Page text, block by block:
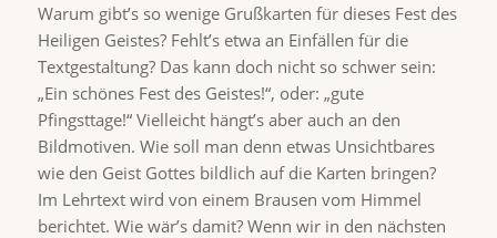
Warum gibt’s so wenige Grußkarten für dieses Fest des
Heiligen Geistes? Fehlt’s etwa an Einfällen für die
Textgestaltung? Das kann doch nicht so schwer sein:
„Ein schönes Fest des Geistes!“, oder: „gute
Pfingsttage!“ Vielleicht hängt’s aber auch an den
Bildmotiven. Wie soll man denn etwas Unsichtbares
wie den Geist Gottes bildlich auf die Karten bringen?
Im Lehrtext wird von einem Brausen vom Himmel
berichtet. Wie wär’s damit? Wenn wir in den nächsten